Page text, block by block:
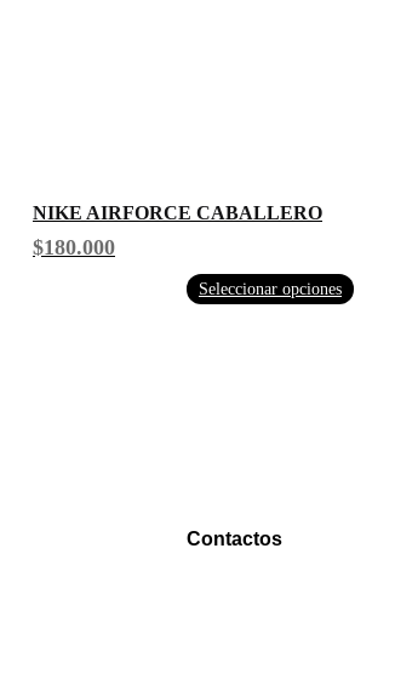
NIKE AIRFORCE CABALLERO
$180.000
Seleccionar opciones
Contactos